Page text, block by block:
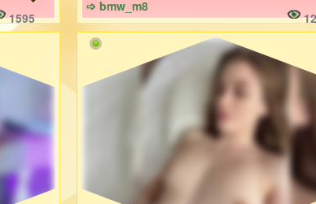
1595
➩ bmw_m8